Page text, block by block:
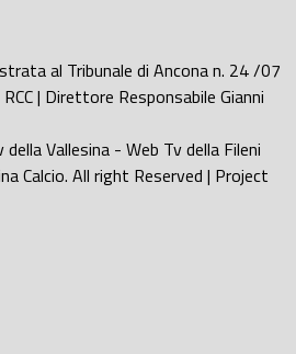
al Tribunale di Ancona n. 24 /07
| Direttore Responsabile Gianni
Vallesina - Web Tv della Fileni
Calcio. All right Reserved | Project